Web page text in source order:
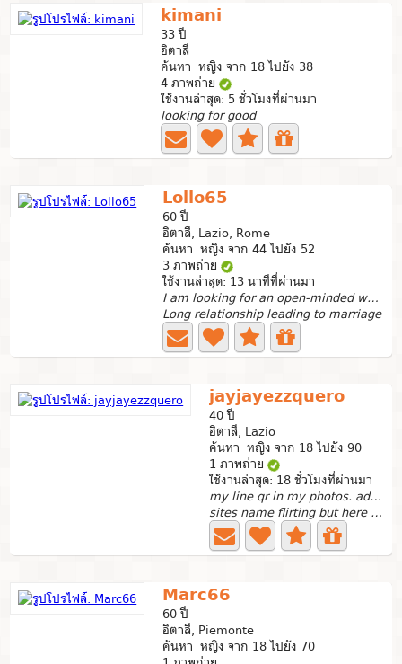
kimani
33 ปี
อิตาลี
ค้นหา หญิง จาก 18 ไปยัง 38
4 ภาพถ่าย
ใช้งานล่าสุด: 5 ชั่วโมงที่ผ่านมา
looking for good
Lollo65
60 ปี
อิตาลี, Lazio, Rome
ค้นหา หญิง จาก 44 ไปยัง 52
3 ภาพถ่าย
ใช้งานล่าสุด: 13 นาทีที่ผ่านมา
I am looking for an open-minded woman for a long-t
Long relationship leading to marriage
jayjayezzquero
40 ปี
อิตาลี, Lazio
ค้นหา หญิง จาก 18 ไปยัง 90
1 ภาพถ่าย
ใช้งานล่าสุด: 18 ชั่วโมงที่ผ่านมา
my line qr in my photos. add me if u like me
sites name flirting but here all woman say !i no want...
Marc66
60 ปี
อิตาลี, Piemonte
ค้นหา หญิง จาก 18 ไปยัง 70